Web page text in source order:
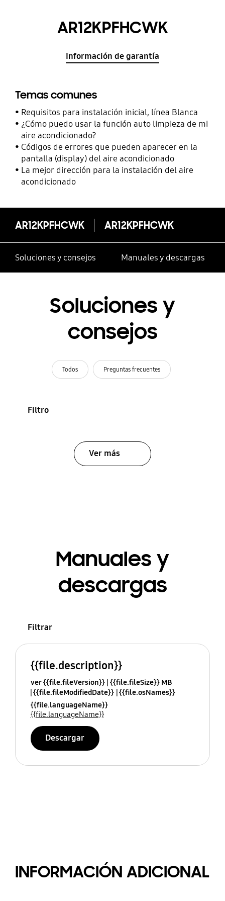
AR12KPFHCWK
Información de garantía
Temas comunes
Requisitos para instalación inicial, línea Blanca
¿Cómo puedo usar la función auto limpieza de mi
aire acondicionado?
Códigos de errores que pueden aparecer en la
pantalla (display) del aire acondicionado
La mejor dirección para la instalación del aire
acondicionado
AR12KPFHCWK AR12KPFHCWK
Soluciones y consejos Manuales y descargas
Soluciones y
consejos
Todos Preguntas frecuentes
Filtro
Ver más
Manuales y
descargas
Filtrar
{{file.description}}
ver {{file.fileVersion}} {{file.fileSize}} MB
{{file.fileModifiedDate}} {{file.osNames}}
{{file.languageName}}
{{file.languageName}}
Descargar
INFORMACIÓN ADICIONAL